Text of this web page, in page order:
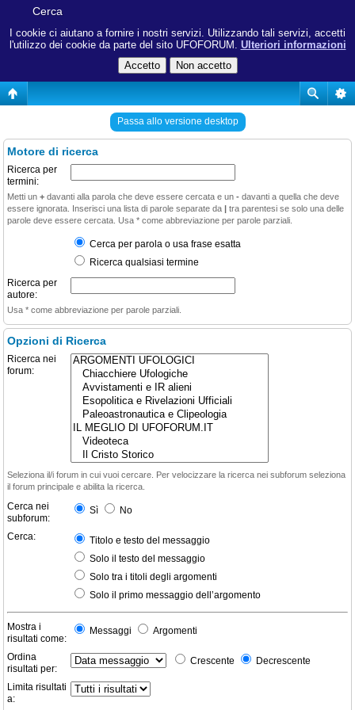
I cookie ci aiutano a fornire i nostri servizi. Utilizzando tali servizi, accetti
l'utilizzo dei cookie da parte del sito UFOFORUM. Ulteriori informazioni
Cerca
Passa allo versione desktop
Motore di ricerca
Ricerca per
termini:
Metti un + davanti alla parola che deve essere cercata e un - davanti a quella che deve
essere ignorata. Inserisci una lista di parole separate da | tra parentesi se solo una delle
parole deve essere cercata. Usa * come abbreviazione per parole parziali.
Cerca per parola o usa frase esatta
Ricerca qualsiasi termine
Ricerca per
autore:
Usa * come abbreviazione per parole parziali.
Opzioni di Ricerca
Ricerca nei
forum:
Seleziona il/i forum in cui vuoi cercare. Per velocizzare la ricerca nei subforum seleziona
il forum principale e abilita la ricerca.
Cerca nei
subforum:
Sì No
Cerca:
Titolo e testo del messaggio
Solo il testo del messaggio
Solo tra i titoli degli argomenti
Solo il primo messaggio dell’argomento
Mostra i
risultati come:
Messaggi Argomenti
Ordina
risultati per:
Crescente Decrescente
Limita risultati
a: